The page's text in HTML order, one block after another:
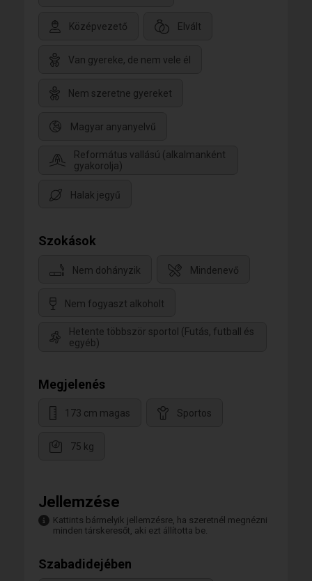
Középvezető Elvált
Van gyereke, de nem vele él
Nem szeretne gyereket
Magyar anyanyelvű
Református vallású (alkalmanként
gyakorolja)
Halak jegyű
Szokások
Nem dohányzik Mindenevő
Nem fogyaszt alkoholt
Hetente többször sportol (Futás, futball és
egyéb)
Megjelenés
173 cm magas Sportos
75 kg
Jellemzése
Kattints bármelyik jellemzésre, ha szeretnél megnézni
minden társkeresőt, aki ezt állította be.
Szabadidejében